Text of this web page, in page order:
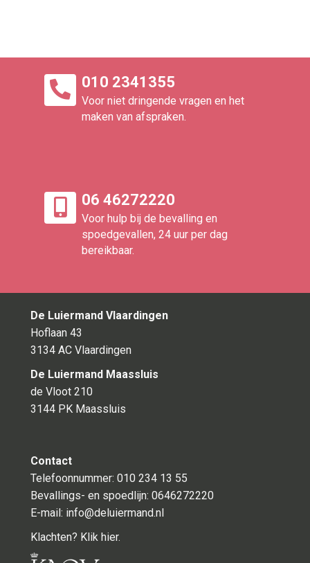
010 2341355
Voor niet dringende vragen en het
maken van afspraken.
06 46272220
Voor hulp bij de bevalling en
spoedgevallen, 24 uur per dag
bereikbaar.​
De Luiermand Vlaardingen
Hoflaan 43
3134 AC Vlaardingen
De Luiermand Maassluis
de Vloot 210
3144 PK Maassluis
Contact
Telefoonnummer: 010 234 13 55
Bevallings- en spoedlijn: 0646272220
E-mail: info@deluiermand.nl
Klachten? Klik hier.